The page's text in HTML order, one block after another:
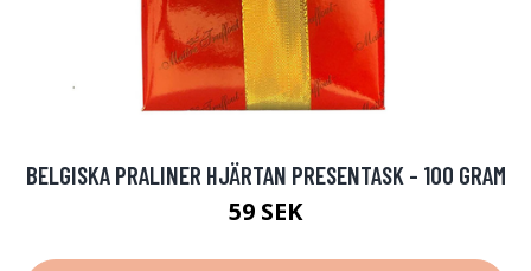
BELGISKA PRALINER HJÄRTAN PRESENTASK - 100 GRAM
59 SEK